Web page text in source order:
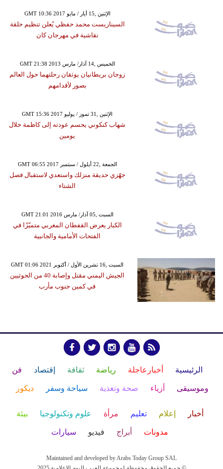
GMT 10:36 2017 الإثنين ,15 أيار / مايو
السيناريست محمد حفظي يُعلن تنظيم حلقة
نقاشية في مهرجان كان
GMT 21:38 2013 الخميس ,14 آذار/ مارس
زوجان بريطانيان يوثقان رحلتهما حول العالم
بصور لأقدامهم
GMT 15:36 2017 الإثنين ,31 تموز / يوليو
شهاب كنكوني يحسم عودته إلى كاظمة خلال
يومين
GMT 06:55 2017 الجمعة ,22 أيلول / سبتمبر
جهّزي حديقة منزلك واستعدي لاستقبال فصل
الشتاء
GMT 21:01 2016 السبت ,05 آذار/ مارس
الكبار يعرض القفطان المغربي متميّزًا في
الفتحات الأمامية والجانبية
GMT 01:06 2021 السبت ,16 تشرين الأول / أكتوبر
الجيش اليمني مقتل وإصابة 40 من الحوثيين
في كمين جنوب مأرب
الرئيسية أخبارعاجلة رياضة ثقافة إقتصاد فن
وموسيقى أزياء صحة وتغذية سياحة وسفر ديكور
أخبار إعلام تعليم مرأة علوم وتكنولوجيا بيئة
مدونات أبراج فيديو سيارات
Maintained and developed by Arabs Today Group SAL